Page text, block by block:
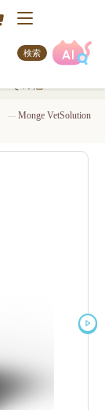
検索
Monge VetSolution